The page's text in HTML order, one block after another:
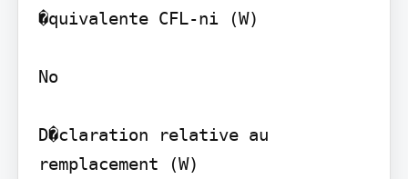
�quivalente CFL-ni (W)
No
D�claration relative au
remplacement (W)